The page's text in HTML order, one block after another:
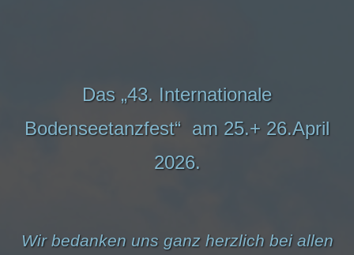
Das „43. Internationale
Bodenseetanzfest“ am 25.+ 26.April
2026.
Wir bedanken uns ganz herzlich bei allen